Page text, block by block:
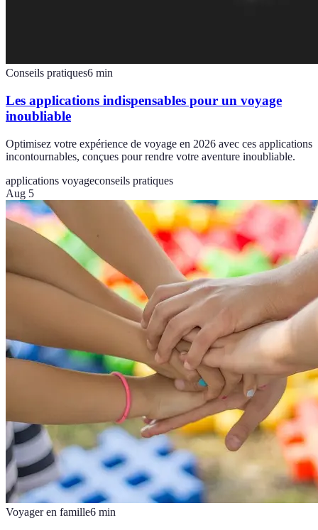
Conseils pratiques6 min
Les applications indispensables pour un voyage
inoubliable
Optimisez votre expérience de voyage en 2026 avec ces applications
incontournables, conçues pour rendre votre aventure inoubliable.
applications voyageconseils pratiques
Aug 5
Voyager en famille6 min